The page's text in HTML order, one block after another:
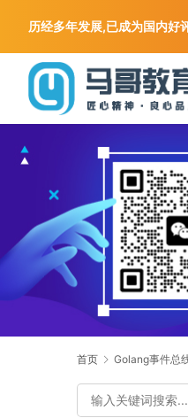
首页 Golang事件总
历经多年发展,已成为国内